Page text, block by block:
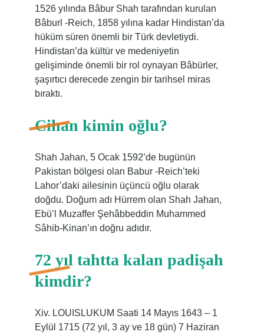
1526 yılında Bâbur Shah tarafından kurulan
Bâburl -Reich, 1858 yılına kadar Hindistan’da
hüküm süren önemli bir Türk devletiydi.
Hindistan’da kültür ve medeniyetin
gelişiminde önemli bir rol oynayan Bâbürler,
şaşırtıcı derecede zengin bir tarihsel miras
bıraktı.
Cihan kimin oğlu?
Shah Jahan, 5 Ocak 1592’de bugünün
Pakistan bölgesi olan Babur -Reich’teki
Lahor’daki ailesinin üçüncü oğlu olarak
doğdu. Doğum adı Hürrem olan Shah Jahan,
Ebü’l Muzaffer Şehâbbeddin Muhammed
Sâhib-Kinan’ın doğru adıdır.
72 yıl tahtta kalan padişah
kimdir?
Xiv. LOUISLUKUM Saati 14 Mayıs 1643 – 1
Eylül 1715 (72 yıl, 3 ay ve 18 gün) 7 Haziran